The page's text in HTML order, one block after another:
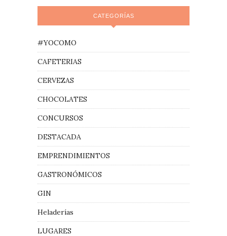
CATEGORÍAS
#YOCOMO
CAFETERIAS
CERVEZAS
CHOCOLATES
CONCURSOS
DESTACADA
EMPRENDIMIENTOS
GASTRONÓMICOS
GIN
Heladerías
LUGARES